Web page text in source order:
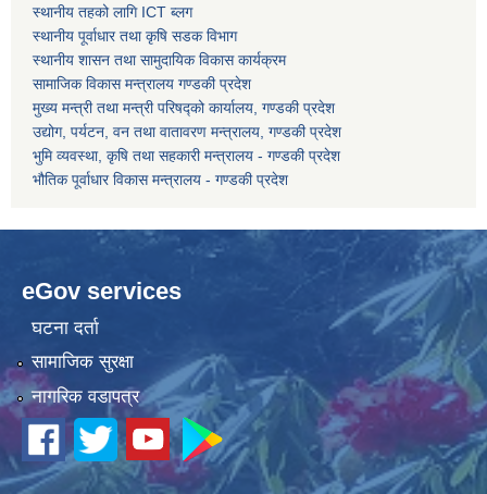
स्थानीय तहको लागि ICT ब्लग
स्थानीय पूर्वाधार तथा कृषि सडक विभाग
स्थानीय शासन तथा सामुदायिक विकास कार्यक्रम
सामाजिक विकास मन्त्रालय गण्डकी प्रदेश
मुख्य मन्त्री तथा मन्त्री परिषद्को कार्यालय, गण्डकी प्रदेश
उद्योग, पर्यटन, वन तथा वातावरण मन्त्रालय, गण्डकी प्रदेश
भुमि व्यवस्था, कृषि तथा सहकारी मन्त्रालय - गण्डकी प्रदेश
भौतिक पूर्वाधार विकास मन्त्रालय - गण्डकी प्रदेश
eGov services
घटना दर्ता
सामाजिक सुरक्षा
नागरिक वडापत्र